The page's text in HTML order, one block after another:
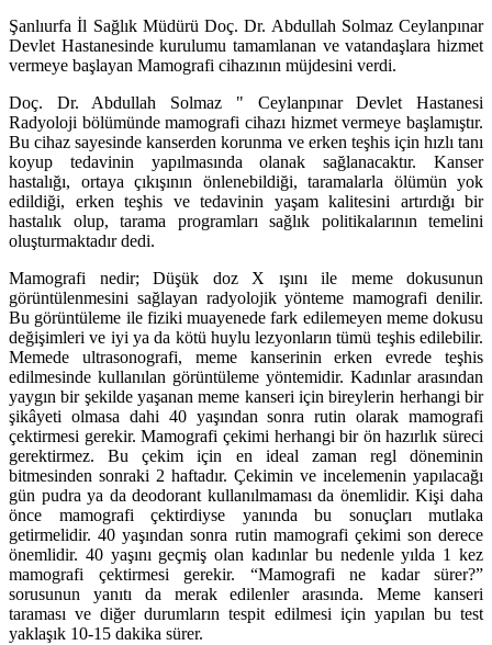
Şanlıurfa İl Sağlık Müdürü Doç. Dr. Abdullah Solmaz Ceylanpınar
Devlet Hastanesinde kurulumu tamamlanan ve vatandaşlara hizmet
vermeye başlayan Mamografi cihazının müjdesini verdi.
Doç. Dr. Abdullah Solmaz " Ceylanpınar Devlet Hastanesi
Radyoloji bölümünde mamografi cihazı hizmet vermeye başlamıştır.
Bu cihaz sayesinde kanserden korunma ve erken teşhis için hızlı tanı
koyup tedavinin yapılmasında olanak sağlanacaktır. Kanser
hastalığı, ortaya çıkışının önlenebildiği, taramalarla ölümün yok
edildiği, erken teşhis ve tedavinin yaşam kalitesini artırdığı bir
hastalık olup, tarama programları sağlık politikalarının temelini
oluşturmaktadır dedi.
Mamografi nedir; Düşük doz X ışını ile meme dokusunun
görüntülenmesini sağlayan radyolojik yönteme mamografi denilir.
Bu görüntüleme ile fiziki muayenede fark edilemeyen meme dokusu
değişimleri ve iyi ya da kötü huylu lezyonların tümü teşhis edilebilir.
Memede ultrasonografi, meme kanserinin erken evrede teşhis
edilmesinde kullanılan görüntüleme yöntemidir. Kadınlar arasından
yaygın bir şekilde yaşanan meme kanseri için bireylerin herhangi bir
şikâyeti olmasa dahi 40 yaşından sonra rutin olarak mamografi
çektirmesi gerekir. Mamografi çekimi herhangi bir ön hazırlık süreci
gerektirmez. Bu çekim için en ideal zaman regl döneminin
bitmesinden sonraki 2 haftadır. Çekimin ve incelemenin yapılacağı
gün pudra ya da deodorant kullanılmaması da önemlidir. Kişi daha
önce mamografi çektirdiyse yanında bu sonuçları mutlaka
getirmelidir. 40 yaşından sonra rutin mamografi çekimi son derece
önemlidir. 40 yaşını geçmiş olan kadınlar bu nedenle yılda 1 kez
mamografi çektirmesi gerekir. “Mamografi ne kadar sürer?”
sorusunun yanıtı da merak edilenler arasında. Meme kanseri
taraması ve diğer durumların tespit edilmesi için yapılan bu test
yaklaşık 10-15 dakika sürer.